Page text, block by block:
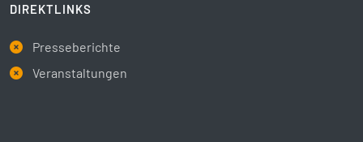
DIREKTLINKS
Presseberichte
Veranstaltungen